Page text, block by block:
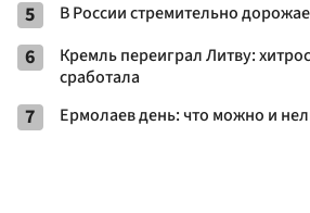
5 В России стремительно
6
Кремль переиграл Литву:
сработала
7 Ермолаев день: что можно и